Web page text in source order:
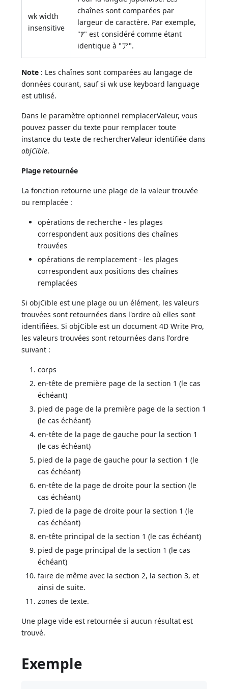
wk width
insensitive
chaînes sont comparées par
largeur de caractère. Par exemple,
"ｱ" est considéré comme étant
identique à "ア".
Note : Les chaînes sont comparées au langage de
données courant, sauf si wk use keyboard language
est utilisé.
Dans le paramètre optionnel remplacerValeur, vous
pouvez passer du texte pour remplacer toute
instance du texte de rechercherValeur identifiée dans
objCible.
Plage retournée
La fonction retourne une plage de la valeur trouvée
ou remplacée :
opérations de recherche - les plages
correspondent aux positions des chaînes
trouvées
opérations de remplacement - les plages
correspondent aux positions des chaînes
remplacées
Si objCible est une plage ou un élément, les valeurs
trouvées sont retournées dans l'ordre où elles sont
identifiées. Si objCible est un document 4D Write Pro,
les valeurs trouvées sont retournées dans l'ordre
suivant :
corps
en-tête de première page de la section 1 (le cas
échéant)
pied de page de la première page de la section 1
(le cas échéant)
en-tête de la page de gauche pour la section 1
(le cas échéant)
pied de la page de gauche pour la section 1 (le
cas échéant)
en-tête de la page de droite pour la section (le
cas échéant)
pied de la page de droite pour la section 1 (le
cas échéant)
en-tête principal de la section 1 (le cas échéant)
pied de page principal de la section 1 (le cas
échéant)
faire de même avec la section 2, la section 3, et
ainsi de suite.
zones de texte.
Une plage vide est retournée si aucun résultat est
trouvé.
Exemple